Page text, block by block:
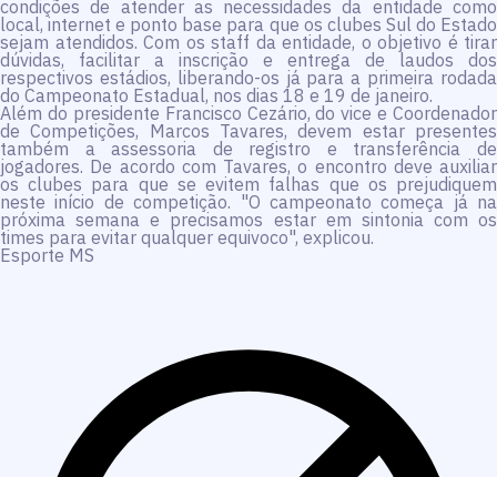
condições de atender as necessidades da entidade como
local, internet e ponto base para que os clubes Sul do Estado
sejam atendidos. Com os staff da entidade, o objetivo é tirar
dúvidas, facilitar a inscrição e entrega de laudos dos
respectivos estádios, liberando-os já para a primeira rodada
do Campeonato Estadual, nos dias 18 e 19 de janeiro.
Além do presidente Francisco Cezário, do vice e Coordenador
de Competições, Marcos Tavares, devem estar presentes
também a assessoria de registro e transferência de
jogadores. De acordo com Tavares, o encontro deve auxiliar
os clubes para que se evitem falhas que os prejudiquem
neste início de competição. "O campeonato começa já na
próxima semana e precisamos estar em sintonia com os
times para evitar qualquer equivoco", explicou.
Esporte MS